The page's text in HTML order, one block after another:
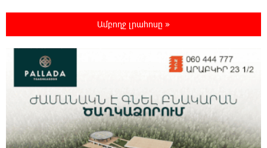
0:00:14 8-08-2026
Երգչուհի Բեյոնսեն ​​4 դատական հայց է
ներկայացրել Թուրքիայում
Երևանյան լճում իրականացվել են մաքրման
աշխատանքներ
23:22:54 7-08-2026
Ամբողջ լրահոսը »